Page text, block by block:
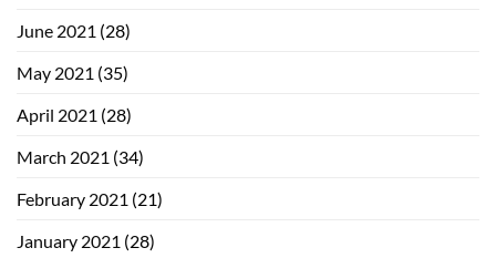
June 2021 (28)
May 2021 (35)
April 2021 (28)
March 2021 (34)
February 2021 (21)
January 2021 (28)